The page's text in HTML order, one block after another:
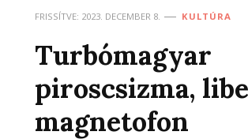
FRISSÍTVE: 2023. DECEMBER 8. KULTÚRA
Turbómagyar
piroscsizma,
magnetofon